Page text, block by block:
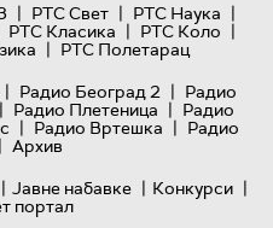
| РТС Свет | РТС Наука |
РТС Класика | РТС Коло |
| РТС Полетарац
| Радио Београд 2 | Радио
| Радио Плетеница | Радио
| Радио Вртешка | Радио
| Архив
| Јавне набавке | Конкурси |
портал